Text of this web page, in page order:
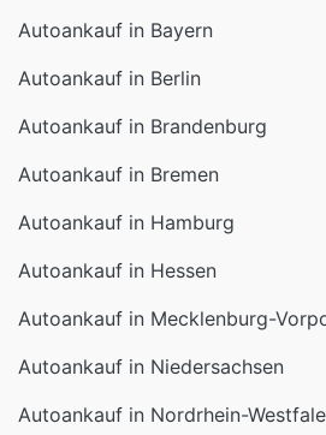
Autoankauf in Niedersachsen
Autoankauf in Nordrhein-Westfalen
Autoankauf in Rheinland-Pfalz
Autoankauf in Saarland
Autoankauf in Sachsen
Autoankauf in Sachsen-Anhalt
Autoankauf in Schleswig-Holstein
Autoankauf in Thüringen